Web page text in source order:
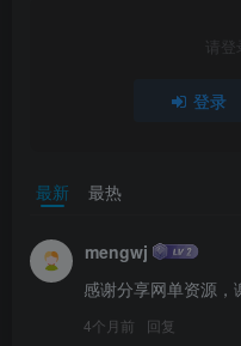
请登
登录
最新 最热
mengwj
感谢分享网单资源，
4个月前 回复